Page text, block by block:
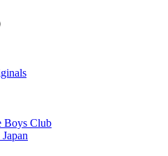
Boys Club